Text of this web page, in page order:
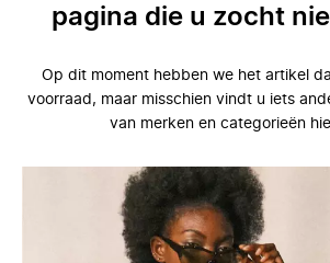
pagina die u zocht
Op dit moment hebben we het artikel
voorraad, maar misschien vindt u iets
van merken en categorieën